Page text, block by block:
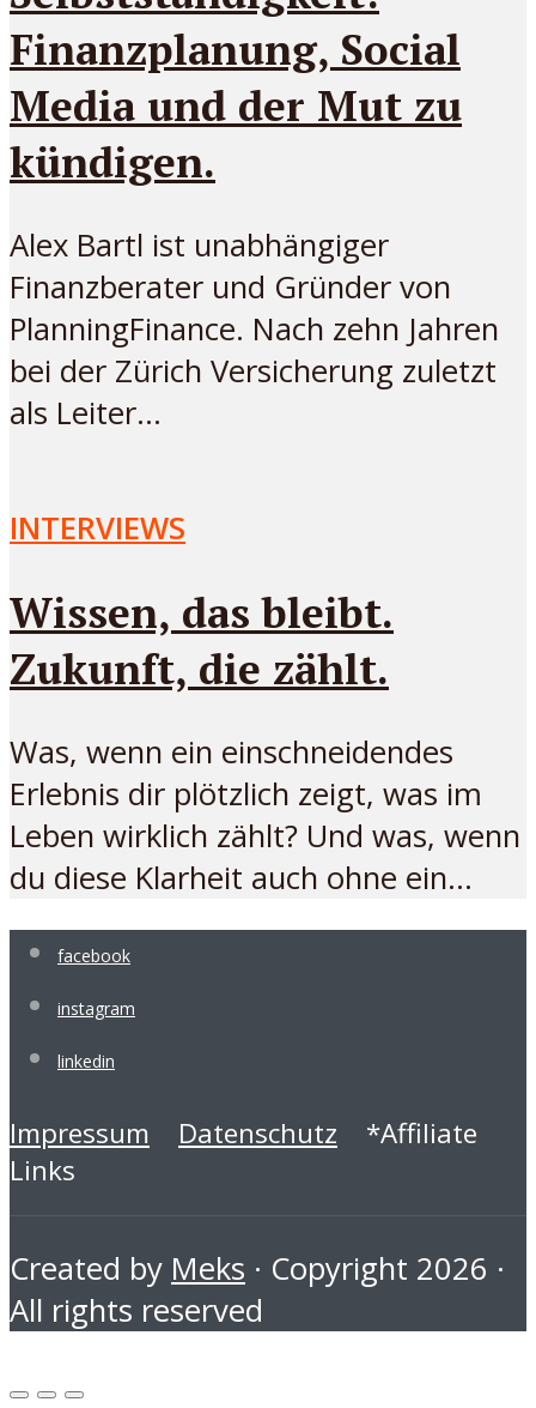
Finanzplanung, Social
Media und der Mut zu
kündigen.
Alex Bartl ist unabhängiger
Finanzberater und Gründer von
PlanningFinance. Nach zehn Jahren
bei der Zürich Versicherung zuletzt
als Leiter...
INTERVIEWS
Wissen, das bleibt.
Zukunft, die zählt.
Was, wenn ein einschneidendes
Erlebnis dir plötzlich zeigt, was im
Leben wirklich zählt? Und was, wenn
du diese Klarheit auch ohne ein...
facebook
instagram
linkedin
Impressum Datenschutz *Affiliate
Links
Created by Meks · Copyright 2026 ·
All rights reserved